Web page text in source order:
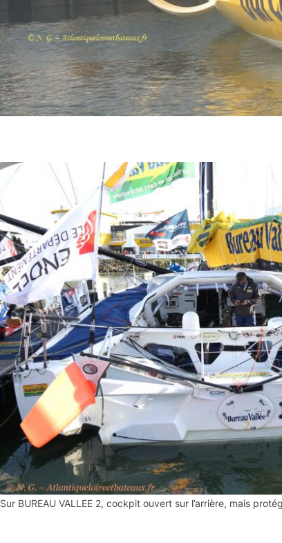
Sur BUREAU VALLEE 2, cockpit ouvert sur l’arrière, mais